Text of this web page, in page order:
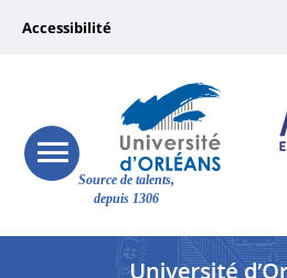
Source de talents,
depuis 1306
Université
responsive
menu
button
Université
vers
page
accessibilité
Accessibilité
Université